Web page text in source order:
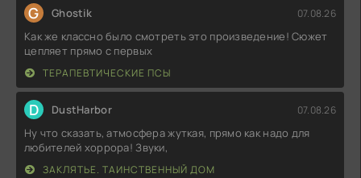
G Ghostik 07.08.26
Как же классно было смотреть это произведение! Сюжет
цепляет прямо с первых
ТЕРАПЕВТИЧЕСКИЕ ПСЫ
D DustHarbor 07.08.26
Ну что сказать, атмосфера жуткая, прямо как надо для
любителей хоррора! Звуки,
ЗАКЛЯТЬЕ. ТАИНСТВЕННЫЙ ДОМ